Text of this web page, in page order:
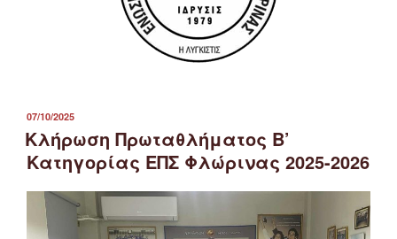
ΔΗΜΟΣΙΕΎΤΗΚΕ
ΣΤΙΣ
07/10/2025
Κλήρωση Πρωταθλήματος Β’
Κατηγορίας ΕΠΣ Φλώρινας 2025-2026